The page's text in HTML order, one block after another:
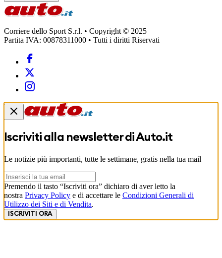
Corriere dello Sport S.r.l. • Copyright © 2025
Partita IVA: 00878311000 • Tutti i diritti Riservati
Iscriviti alla newsletter diAuto.it
Le notizie più importanti, tutte le settimane, gratis nella tua mail
Premendo il tasto “Iscriviti ora” dichiaro di aver letto la
nostra Privacy Policy e di accettare le Condizioni Generali di
Utilizzo dei Siti e di Vendita.
ISCRIVITI ORA